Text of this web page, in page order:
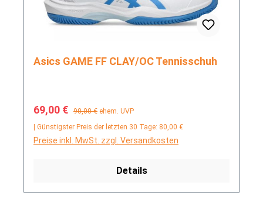
Asics GAME FF CLAY/OC Tennisschuh
Verkaufspreis:
69,00 € Regulärer Preis:
90,00 € ehem. UVP
| Günstigster Preis der letzten 30 Tage: 80,00 €
Preise inkl. MwSt. zzgl. Versandkosten
Details